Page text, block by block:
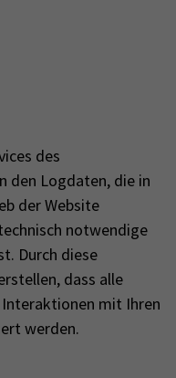
des
den Logdaten, die in
der Website
notwendige
Durch diese
dass alle
mit Ihren
werden.